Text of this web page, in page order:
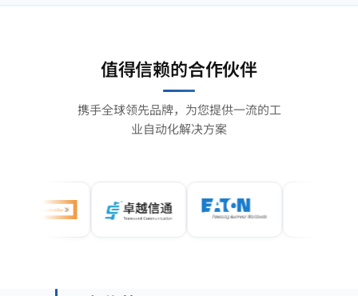
值得信赖的合作伙伴
携手全球领先品牌，为您提供一流的工
业自动化解决方案